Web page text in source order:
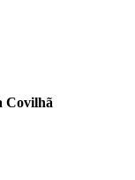
Covilhã